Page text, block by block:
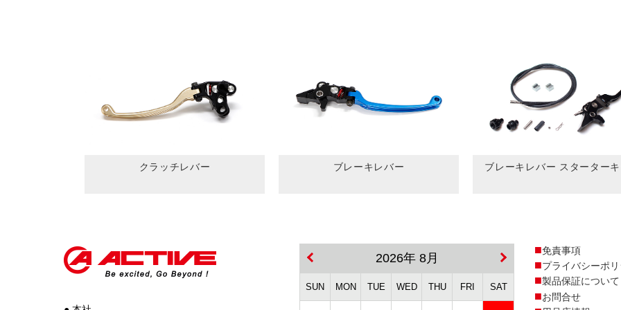
クラッチレバー ブレーキレバー ブレーキレバー スターターキ
2026年 8月
SUN MON TUE WED THU FRI SAT
免責事項
プライバシーポ
製品保証について
お問合せ